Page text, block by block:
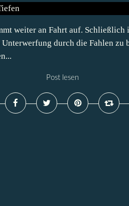
weiter an Fahrt auf.
durch die Fahlen zu
Post lesen